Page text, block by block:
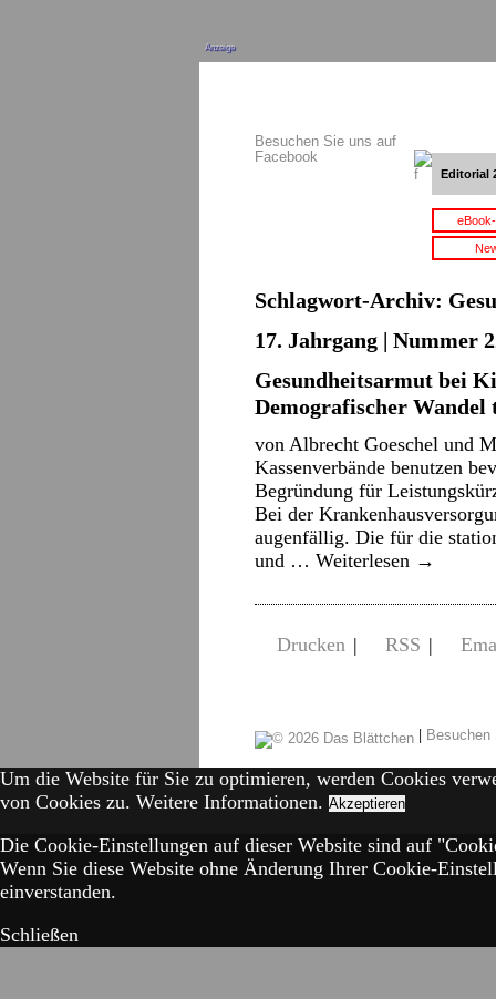
Anzeige
Besuchen Sie uns auf
Facebook
Editorial
Schlagwort-Archiv:
17. Jahrgang | Nummer
Gesundheitsarmut bei
Demografischer Wandel
von Albrecht Goeschel und
Kassenverbände benutzen
Begründung für
Bei der
augenfällig. Die für die
und … Weiterlesen →
Drucken | RSS |
|
Um die Website für Sie zu optimieren, werden Cookies
von Cookies zu. Weitere Informationen. Akzeptieren
Die Cookie-Einstellungen auf dieser Website sind auf
Wenn Sie diese Website ohne Änderung Ihrer Cookie-
einverstanden.
Schließen